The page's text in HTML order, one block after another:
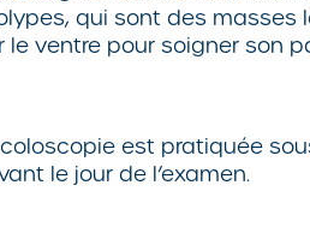
qui sont des
le ventre pour soigner son
est pratiquée
le jour de l’examen.